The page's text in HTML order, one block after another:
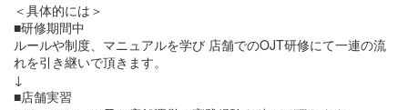
＜具体的には＞
■研修期間中
ルールや制度、マニュアルを学び 店舗でのOJT研修にて一連の流
れを引き継いで頂きます。
↓
■店舗実習